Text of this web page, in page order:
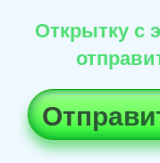
Открытку с